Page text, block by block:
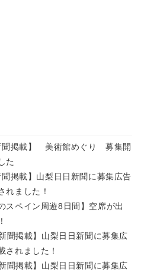
聞掲載】 美術館めぐり 募集開
た
聞掲載】山梨日日新聞に募集広告
れました！
スペイン周遊8日間】空席が出
聞掲載】山梨日日新聞に募集広
されました！
聞掲載】山梨日日新聞に募集広